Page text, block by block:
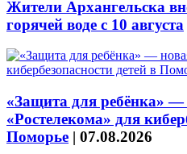
Жители Архангельска
горячей воде с 10 августа
«Защита для ребёнка» —
«Ростелекома» для
Поморье | 07.08.2026